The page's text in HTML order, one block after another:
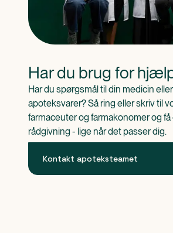
Har du brug for
Har du spørgsmål til din medicin
apoteksvarer? Så ring eller skriv til
farmaceuter og farmakonomer og
rådgivning - lige når det passer dig.
Kontakt apoteksteamet